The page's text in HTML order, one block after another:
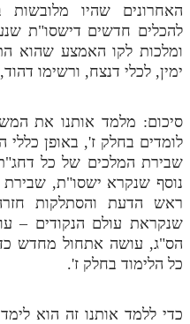
האחרונים שהיו
להכלים חדשים דישסו"ת
ומלכות לקו האמצע שהוא
ימין, לכלי דנצח, ורשימו
סיכום: מלמד אותנו את
לומדים בחלק ז', באופן כללי
שבירת המלכים של כל
נוסף שנקרא ישסו"ת,
ראש הדעת והסתלקות
שנקראת עולם הנקודים –
הס"ג, עושה אתחול מחדש
כל הלימוד בחלק ז'.
כדי ללמד אותנו זה הוא